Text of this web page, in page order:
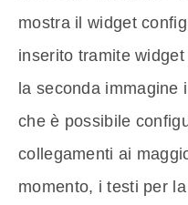
mostra il widget
inserito tramite
la seconda immagine
che è possibile
collegamenti ai
momento, i testi per